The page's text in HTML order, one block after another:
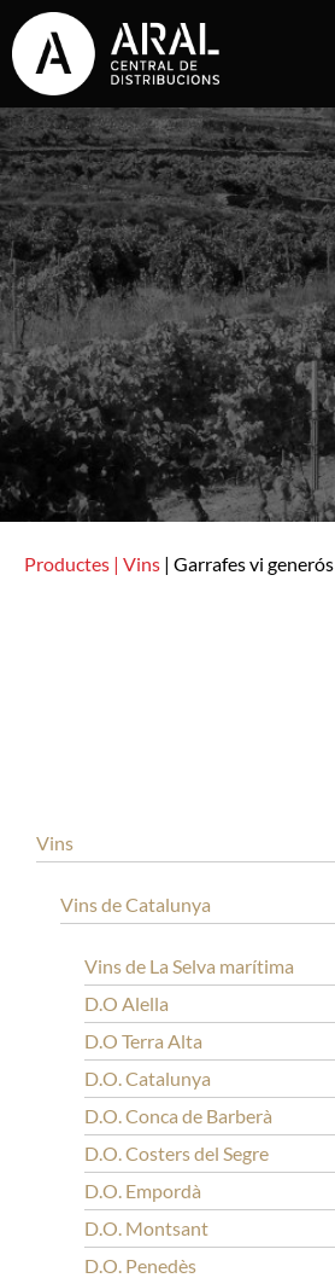
Productes | Vins | Garrafes vi generós
Vins
Vins de Catalunya
Vins de La Selva marítima
D.O Alella
D.O Terra Alta
D.O. Catalunya
D.O. Conca de Barberà
D.O. Costers del Segre
D.O. Empordà
D.O. Montsant
D.O. Penedès